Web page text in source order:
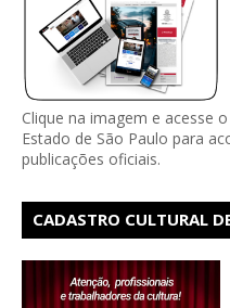
Clique na imagem e acesse
Estado de São Paulo para
publicações oficiais.
CADASTRO CULTURAL